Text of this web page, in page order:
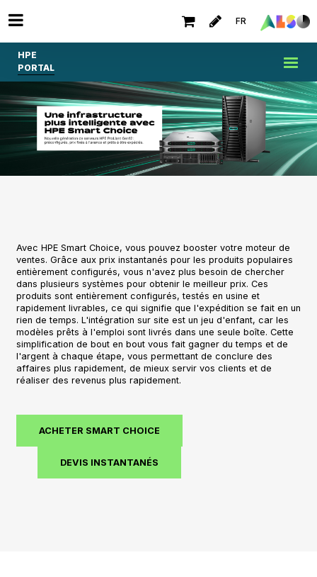
FR
HPE
PORTAL
Avec HPE Smart Choice, vous pouvez booster votre moteur de
ventes. Grâce aux prix instantanés pour les produits populaires
entièrement configurés, vous n'avez plus besoin de chercher
dans plusieurs systèmes pour obtenir le meilleur prix. Ces
produits sont entièrement configurés, testés en usine et
rapidement livrables, ce qui signifie que l'expédition se fait en un
rien de temps. L'intégration sur site est un jeu d'enfant, car les
modèles prêts à l'emploi sont livrés dans une seule boîte. Cette
simplification de bout en bout vous fait gagner du temps et de
l'argent à chaque étape, vous permettant de conclure des
affaires plus rapidement, de mieux servir vos clients et de
réaliser des revenus plus rapidement.
ACHETER SMART CHOICE
DEVIS INSTANTANÉS